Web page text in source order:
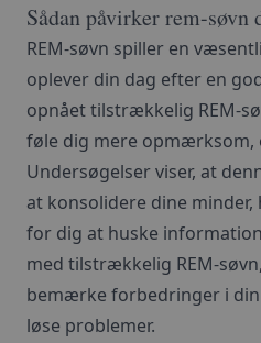
Sådan påvirker rem-søvn
REM-søvn spiller en
oplever din dag efter en
opnået tilstrækkelig REM-
føle dig mere opmærksom,
Undersøgelser viser, at
at konsolidere dine
for dig at huske
med tilstrækkelig REM-
bemærke forbedringer i
løse problemer.